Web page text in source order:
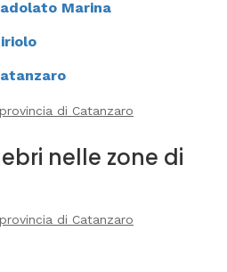
Marina
di Catanzaro
nelle zone di
di Catanzaro